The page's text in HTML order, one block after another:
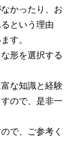
かったり、お
という理由
す。
形を選択する
な知識と経験
ので、是非一
で、ご参考く